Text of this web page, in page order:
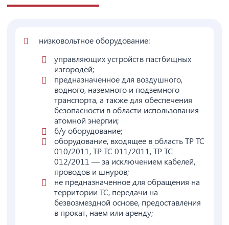
низковольтное оборудование:
управляющих устройств пастбищных
изгородей;
предназначенное для воздушного,
водного, наземного и подземного
транспорта, а также для обеспечения
безопасности в области использования
атомной энергии;
б/у оборудование;
оборудование, входящее в область ТР ТС
010/2011, ТР ТС 011/2011, ТР ТС
012/2011 — за исключением кабелей,
проводов и шнуров;
не предназначенное для обращения на
территории ТС, передачи на
безвозмездной основе, предоставления
в прокат, наем или аренду;